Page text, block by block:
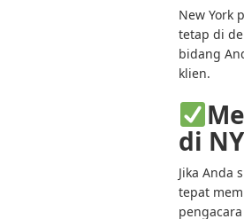
New York
tetap di
bidang
klien.
di
Jika Anda
tepat